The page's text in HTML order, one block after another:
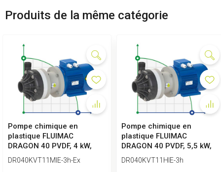
Produits de la même catégorie
Pompe chimique en
plastique FLUIMAC
DRAGON 40 PVDF, 4 kW,
380 V, Ex
DR040KVT11MIE-3h-Ex
Pompe chimique en
plastique FLUIMAC
DRAGON 40 PVDF, 5,5 kW,
380 V
DR040KVT11HIE-3h